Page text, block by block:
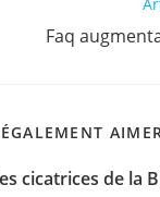
Faq
AIMER
cicatrices de la